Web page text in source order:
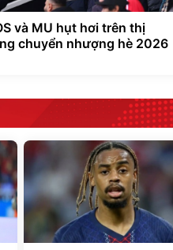
và MU hụt hơi trên thị
chuyển nhượng hè 2026